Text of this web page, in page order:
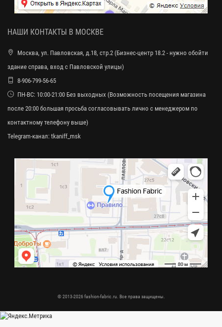
НАШИ КОНТАКТЫ В МОСКВЕ
Москва, ул. Павловская, д.18, стр.2 (Бизнес-центр 18.2 - нужно обойти
здание справа, вход с Павловской улицы)
8-906-799-56-65
ПН-ВС: 10:00-21:00 Без выходных (Возможность посещения магазина
после 20:00 большая просьба согласовывать лично с менеджером по
контактному телефону выше)
Telegram-канал: tkaniff_msk
© 2013-2026 fashion-fabric.ru. Все права защищены.